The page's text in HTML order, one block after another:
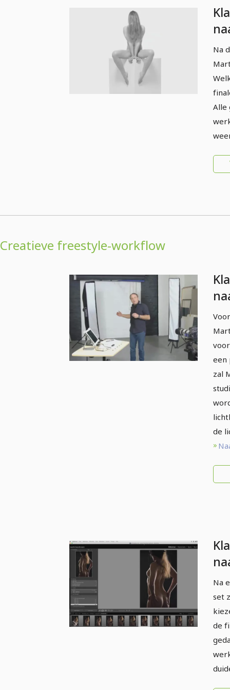
-
Na
Alle
Creatieve freestyle-workflow
-
een
zal
de
-
Na
set
de